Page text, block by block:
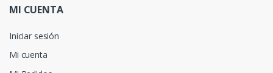
MI CUENTA
Iniciar sesión
Mi cuenta